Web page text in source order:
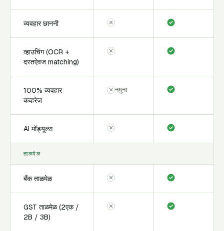
व्यवहार छाननी
व्हाउचिंग (OCR +
दस्तऐवज matching)
100% व्यवहार
कव्हरेज
नमुना
AI मॉड्यूल्स
ताळमेळ
बँक ताळमेळ
GST ताळमेळ (2एक /
2B / 3B)